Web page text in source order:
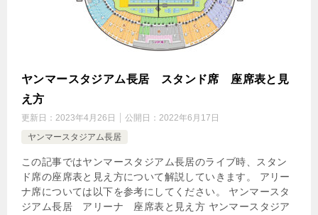
ヤンマースタジアム長居 スタンド席 座席表と見
え方
更新日： 2023年4月26日 公開日： 2022年6月17日
ヤンマースタジアム長居
この記事ではヤンマースタジアム長居のライブ時、スタン
ド席の座席表と見え方について解説していきます。 アリー
ナ席については以下を参考にしてください。 ヤンマースタ
ジアム長居 アリーナ 座席表と見え方 ヤンマースタジア